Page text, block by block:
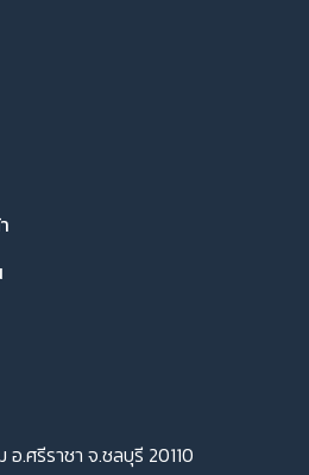
.ศรีราชา จ.ชลบุรี 20110